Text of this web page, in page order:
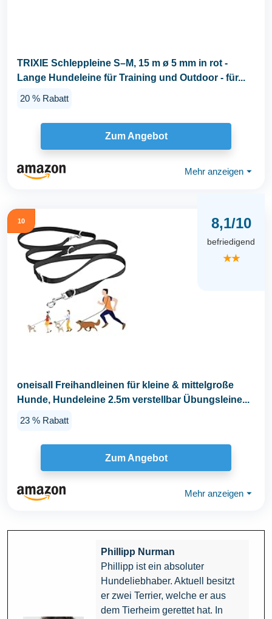
TRIXIE Schleppleine S–M, 15 m ø 5 mm in rot -
Lange Hundeleine für Training und Outdoor - für...
20 % Rabatt
Zum Angebot
Mehr anzeigen ⏷
10 8,1/10
befriedigend
★★
oneisall Freihandleinen für kleine & mittelgroße
Hunde, Hundeleine 2.5m verstellbar Übungsleine...
23 % Rabatt
Zum Angebot
Mehr anzeigen ⏷
Phillipp Nurman
Phillipp ist ein absoluter
Hundeliebhaber. Aktuell besitzt
er zwei Terrier, welche er aus
dem Tierheim gerettet hat. In